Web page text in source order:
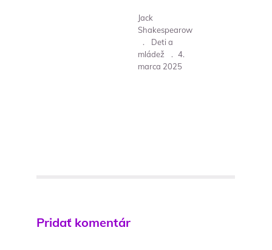
Jack
Shakespearow
.
Deti a
mládež
. 4.
marca 2025
Pridať komentár